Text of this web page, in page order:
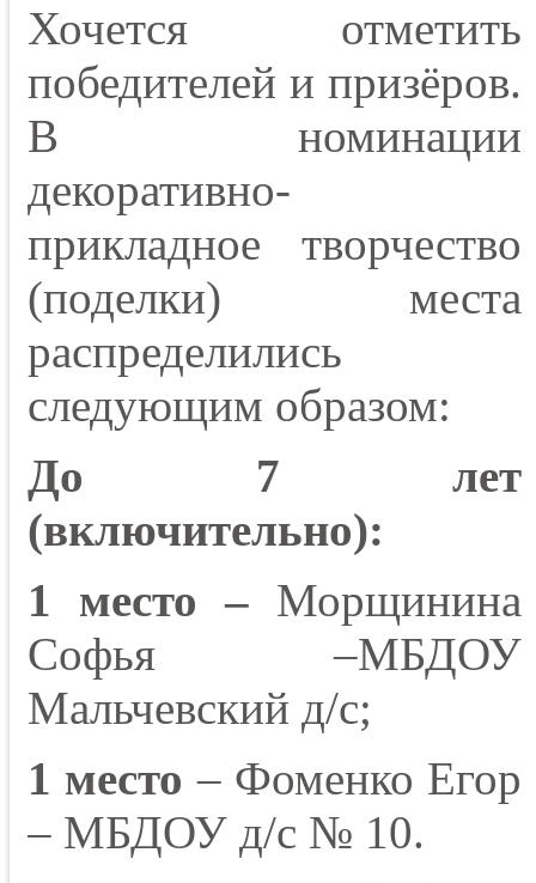
Хочется отметить
победителей и призёров.
В номинации
декоративно-
прикладное творчество
(поделки) места
распределились
следующим образом:
До 7 лет
(включительно):
1 место – Морщинина
Софья –МБДОУ
Мальчевский д/с;
1 место – Фоменко Егор
– МБДОУ д/с № 10.